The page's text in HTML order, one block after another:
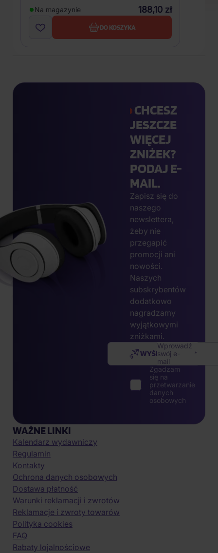
Na magazynie 188,10 zł
DO KOSZYKA
CHCESZ
JESZCZE
WIĘCEJ
ZNIŻEK?
PODAJ E-
MAIL.
Zapisz się do
naszego
newslettera,
żeby nie
przegapić
promocji ani
nowości.
Naszych
subskrybentów
dodatkowo
nagradzamy
wyjątkowymi
zniżkami.
Wprowadź
swój e-
mail
WYŚLIJ
Zgadzam
się na
przetwarzanie
danych
osobowych
WAŻNE LINKI
Kalendarz wydawniczy
Regulamin
Kontakty
Ochrona danych osobowych
Dostawa płatność
Warunki reklamacji i zwrotów
Reklamacje i zwroty towarów
Polityka cookies
FAQ
Rabaty lojalnościowe